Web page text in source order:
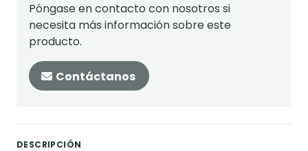
Póngase en contacto con nosotros si
necesita más información sobre este
producto.
Contáctanos
DESCRIPCIÓN